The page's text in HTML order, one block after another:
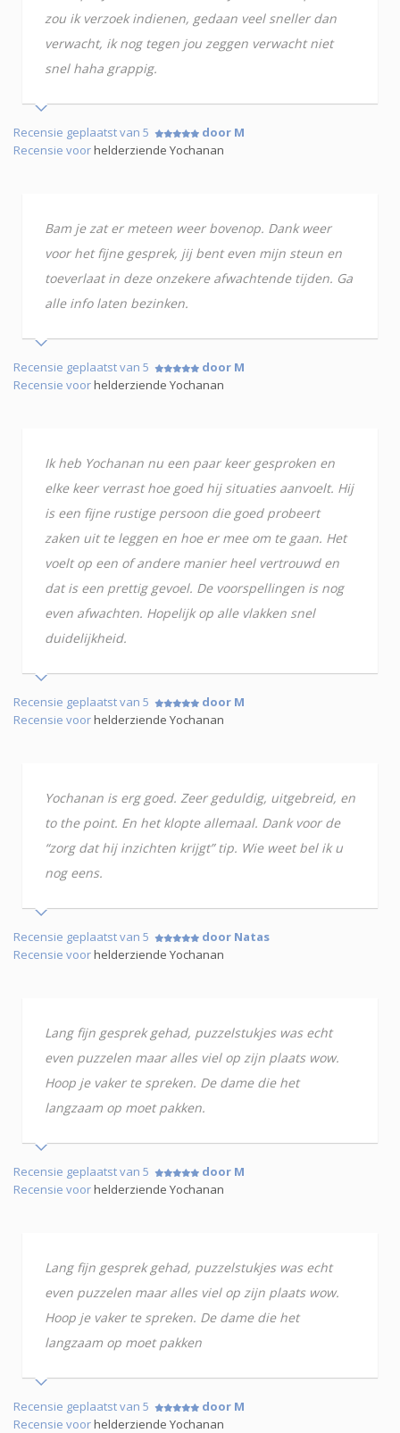
zou ik verzoek indienen, gedaan veel sneller dan
verwacht, ik nog tegen jou zeggen verwacht niet
snel haha grappig.
Recensie geplaatst van 5
door M
Recensie voorhelderziende Yochanan
Bam je zat er meteen weer bovenop. Dank weer
voor het fijne gesprek, jij bent even mijn steun en
toeverlaat in deze onzekere afwachtende tijden. Ga
alle info laten bezinken.
Recensie geplaatst van 5
door M
Recensie voorhelderziende Yochanan
Ik heb Yochanan nu een paar keer gesproken en
elke keer verrast hoe goed hij situaties aanvoelt. Hij
is een fijne rustige persoon die goed probeert
zaken uit te leggen en hoe er mee om te gaan. Het
voelt op een of andere manier heel vertrouwd en
dat is een prettig gevoel. De voorspellingen is nog
even afwachten. Hopelijk op alle vlakken snel
duidelijkheid.
Recensie geplaatst van 5
door M
Recensie voorhelderziende Yochanan
Yochanan is erg goed. Zeer geduldig, uitgebreid, en
to the point. En het klopte allemaal. Dank voor de
“zorg dat hij inzichten krijgt” tip. Wie weet bel ik u
nog eens.
Recensie geplaatst van 5
door Natas
Recensie voorhelderziende Yochanan
Lang fijn gesprek gehad, puzzelstukjes was echt
even puzzelen maar alles viel op zijn plaats wow.
Hoop je vaker te spreken. De dame die het
langzaam op moet pakken.
Recensie geplaatst van 5
door M
Recensie voorhelderziende Yochanan
Lang fijn gesprek gehad, puzzelstukjes was echt
even puzzelen maar alles viel op zijn plaats wow.
Hoop je vaker te spreken. De dame die het
langzaam op moet pakken
Recensie geplaatst van 5
door M
Recensie voorhelderziende Yochanan